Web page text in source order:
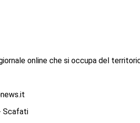
online che si occupa del
Scafati